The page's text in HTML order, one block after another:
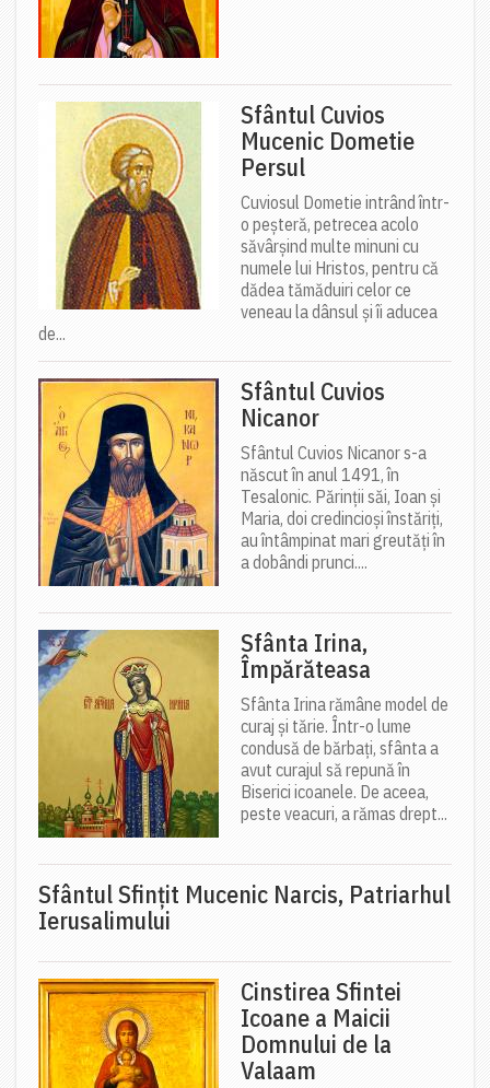
Sfântul Cuvios
Mucenic Dometie
Persul
Cuviosul Dometie intrând într-
o peșteră, petrecea acolo
săvârșind multe minuni cu
numele lui Hristos, pentru că
dădea tămăduiri celor ce
veneau la dânsul și îi aducea
de...
Sfântul Cuvios
Nicanor
Sfântul Cuvios Nicanor s-a
născut în anul 1491, în
Tesalonic. Părinții săi, Ioan și
Maria, doi credincioși înstăriți,
au întâmpinat mari greutăți în
a dobândi prunci....
Sfânta Irina,
Împărăteasa
Sfânta Irina rămâne model de
curaj și tărie. Într-o lume
condusă de bărbați, sfânta a
avut curajul să repună în
Biserici icoanele. De aceea,
peste veacuri, a rămas drept...
Sfântul Sfinţit Mucenic Narcis, Patriarhul
Ierusalimului
Cinstirea Sfintei
Icoane a Maicii
Domnului de la
Valaam